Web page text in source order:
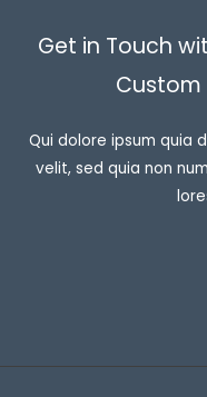
Get in Touch
Custom
Qui dolore ipsum quia
velit, sed quia non